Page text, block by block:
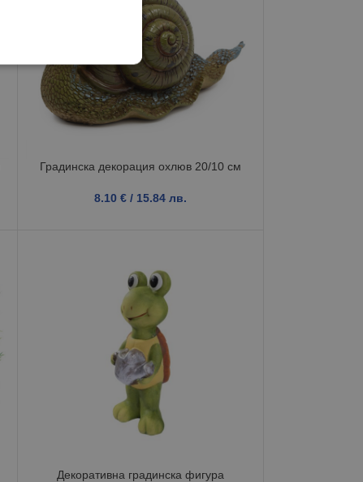
Градинска декорация охлюв 20/10 см
8.10€ / 15.84 лв.
Декоративна градинска фигура